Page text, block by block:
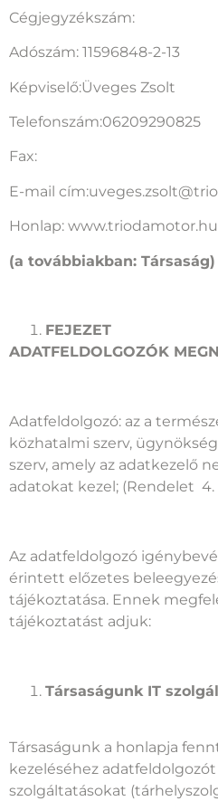
Cégjegyzékszám:
Adószám: 11596848-2-13
Képviselő:Üveges Zsolt
Telefonszám:06209290825
Fax:
E-mail
Honlap: www.triodamotor.hu
(a továbbiakban: Társaság)
FEJEZET
ADATFELDOLGOZÓK
Adatfeldolgozó: az a
közhatalmi szerv,
szerv, amely az adatkezelő
adatokat kezel; (Rendelet 4.
Az adatfeldolgozó
érintett előzetes
tájékoztatása. Ennek
tájékoztatást adjuk:
Társaságunk IT
Társaságunk a honlapja
kezeléséhez adatfeldolgozót
szolgáltatásokat